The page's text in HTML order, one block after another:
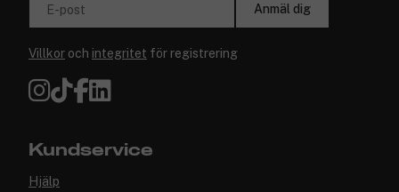
E-post Anmäl dig
Villkor och integritet för registrering
Kundservice
Hjälp